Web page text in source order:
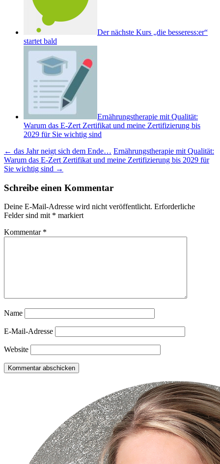
Der nächste Kurs „die besseress:er“
startet bald
Ernährungstherapie mit Qualität:
Warum das E-Zert Zertifikat und meine Zertifizierung bis
2029 für Sie wichtig sind
Beitrags-
Navigation
← das Jahr neigt sich dem Ende… Ernährungstherapie mit Qualität:
Warum das E-Zert Zertifikat und meine Zertifizierung bis 2029 für
Sie wichtig sind →
Schreibe einen Kommentar
Deine E-Mail-Adresse wird nicht veröffentlicht. Erforderliche
Felder sind mit * markiert
Kommentar *
Name
E-Mail-Adresse
Website